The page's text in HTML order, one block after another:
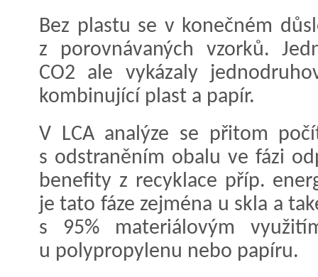
Bez plastu se v konečném
z porovnávaných vzorků.
CO2 ale vykázaly
kombinující plast a papír.
V LCA analýze se přitom
s odstraněním obalu ve fázi
benefity z recyklace příp.
je tato fáze zejména u skla a
s 95% materiálovým
u polypropylenu nebo papíru.